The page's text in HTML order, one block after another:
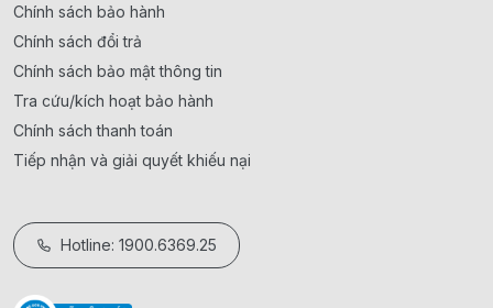
Chính sách bảo hành
Chính sách đổi trả
Chính sách bảo mật thông tin
Tra cứu/kích hoạt bảo hành
Chính sách thanh toán
Tiếp nhận và giải quyết khiếu nại
Hotline: 1900.6369.25